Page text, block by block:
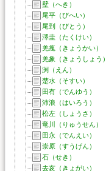
壁（へき）
尾平（びへい）
尾到（びとう）
澤圭（たくけい）
羌瘣（きょうかい）
羌象（きょうしょう）
渕（えん）
楚水（そすい）
田有（でんゆう）
沛浪（はいろう）
松左（しょうさ）
竜川（りゅうせん）
田永（でんえい）
崇原（すうげん）
石（せき）
去亥（きょがい）